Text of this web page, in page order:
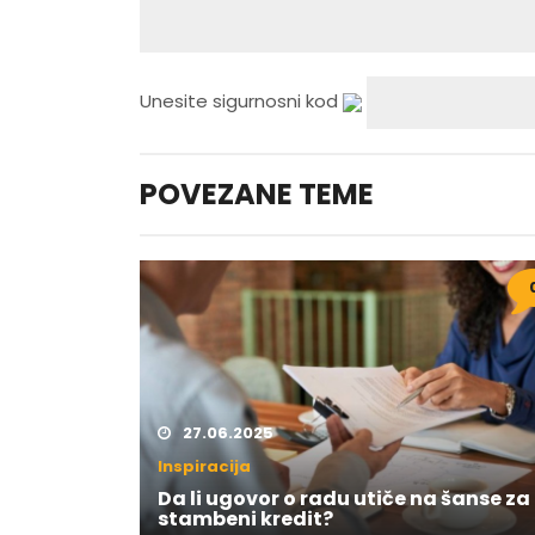
Unesite sigurnosni kod
POVEZANE TEME
27.06.2025
Inspiracija
Da li ugovor o radu utiče na šanse za
stambeni kredit?